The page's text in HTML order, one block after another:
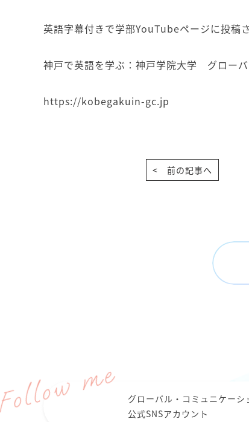
英語字幕付きで学部YouTubeページに投稿
神戸で英語を学ぶ：神戸学院大学 グロー
https://kobegakuin-gc.jp
< 前の記事へ
グローバル・コミュニケーシ
公式SNSアカウント